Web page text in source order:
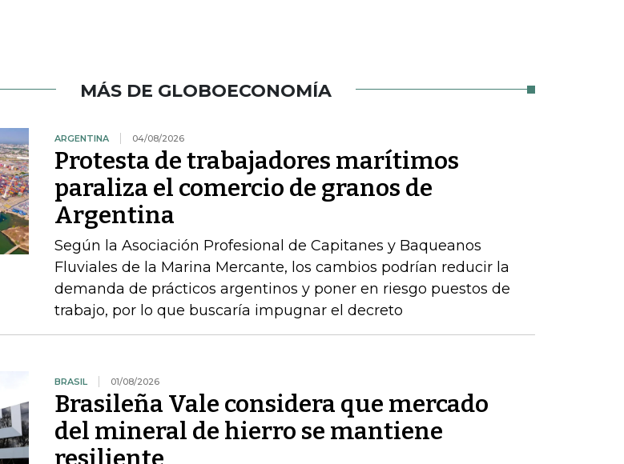
MÁS DE GLOBOECONOMÍA
ARGENTINA 04/08/2026
Protesta de trabajadores marítimos
paraliza el comercio de granos de
Argentina
Según la Asociación Profesional de Capitanes y Baqueanos
Fluviales de la Marina Mercante, los cambios podrían reducir la
demanda de prácticos argentinos y poner en riesgo puestos de
trabajo, por lo que buscaría impugnar el decreto
BRASIL 01/08/2026
Brasileña Vale considera que mercado
del mineral de hierro se mantiene